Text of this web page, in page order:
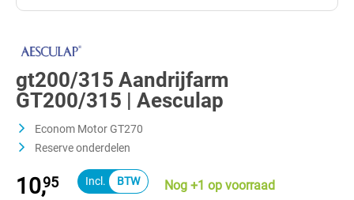
gt200/315 Aandrijfarm
GT200/315 | Aesculap
Econom Motor GT270
Reserve onderdelen
10,95 Nog +1 op voorraad